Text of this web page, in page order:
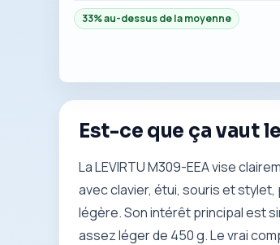
33% au-dessus de la moyenne
Est-ce que ça vaut
La LEVIRTU M309-EEA vise
avec clavier, étui, souris et
légère. Son intérêt principal est
assez léger de 450 g. Le vrai